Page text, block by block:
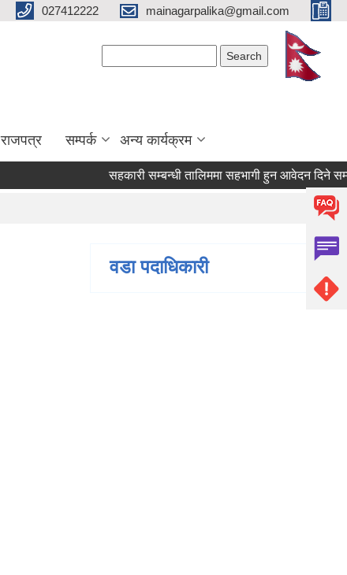
027412222 mainagarpalika@gmail.com
राजपत्र सम्पर्क अन्य कार्यक्रम
सहकारी सम्बन्धी तालिममा सहभागी हुन आवेदन दिने
वडा पदाधिकारी